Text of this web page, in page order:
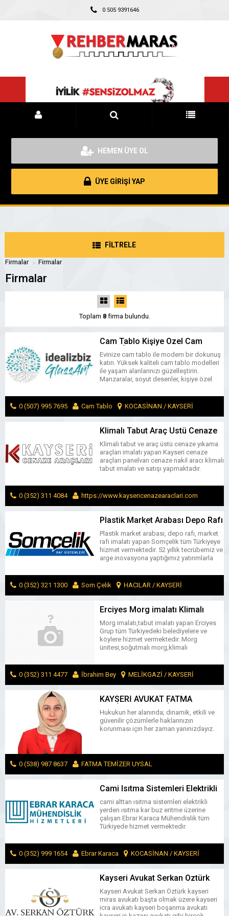
0 505 9391646
HEMEN ÜYE OL
ÜYE GİRİŞİ YAP
FİLTRELE
Firmalar Firmalar
Firmalar
Toplam 8firma bulundu.
Cam Tablo Kişiye Özel Cam
Tablo İdealizbiz Cam Tablo
Modelleri
Evinize cam tablo ile modern bir dokunuş
katın. Yüksek kaliteli cam tablo modelleri
ile yaşam alanlarınızı güzelleştirin.
Manzaralar, soyut desenler, kişiye özel
0 (507) 995 7695 Cam Tablo KOCASİNAN / KAYSERİ
MESAJ GÖNDER
Klimalı Tabut Araç Üstü Cenaze
Yıkama Aracı Kayseri Cenaze
Panelvan Cenaze Nakil Aracı
Klimalı tabut ve araç üstü cenaze yıkama
araçları imalatı yapan Kayseri cenaze
araçları panelvan cenaze nakil aracı klimalı
tabut imalatı ve satışı yapmaktadır.
0 (352) 311 4084 https://www.kaysericenazearaclari.com
MESAJ GÖNDER
Plastik Market Arabası Depo Rafı
Market Rafı İmalatçısı Somçelik
Raf Sanayi
Plastik market arabası, depo rafı, market
rafı imalatı yapan Somçelik tüm Türkiyeye
hizmet vermektedir. 52 yıllık tecrübemiz ve
arge inovasyona yaptığımız yatırımlarla
0 (352) 321 1300 Som Çelik HACILAR / KAYSERİ
MESAJ GÖNDER
Erciyes Morg imalatı Klimalı
Tabut Alüminyum Sal Tabut
Fabrikası
Morg imalatı,tabut imalatı yapan Erciyes
Grup tüm Türkiyedeki belediyelere ve
köylere hizmet vermektedir. Morg
ünitesi,soğutmalı morg,klimalı
tabut ürün gruplarıdır.
0 (352) 311 4477
İbrahim Bey MELİKGAZİ / KAYSERİ
MESAJ GÖNDER
KAYSERİ AVUKAT FATMA
TEMİZER UYSAL (İş Hukuku,
Ceza, Boşanma Avukatı)
Hukukun her alanında; dinamik, etkili ve
güvenilir çözümlerle haklarınızın
korunması için her zaman yanınızdayız.
0 (538) 987 8637 FATMA TEMİZER UYSAL
MESAJ GÖNDER
Cami Isıtma Sistemleri Elektrikli
Yerden Isıtma Ebrar Karaca Kar
Buz Eritme
cami alttan ısıtma sistemleri elektrikli
yerden ısıtma kar buz eritme üzerine
çalışan Ebrar Karaca Mühendislik tüm
Türkiyede hizmet vermektedir.
0 (352) 999 1654 Ebrar Karaca KOCASİNAN / KAYSERİ
MESAJ GÖNDER
Kayseri Avukat Serkan Öztürk
Kayseri Miras Avukatı Kayseri
İcra Avukatı
Kayseri Avukat Serkan Öztürk kayseri
miras avukatı başta olmak üzere kayseri
icra avukatı kayseri boşanma avukatı